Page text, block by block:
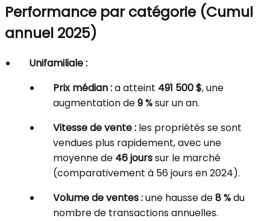
Performance par catégorie (Cumul
annuel 2025)
Unifamiliale :
Prix médian :a atteint 491 500 $, une
augmentation de9 %sur un an.
Vitesse de vente : les propriétés se sont
vendues plus rapidement, avec une
moyenne de 46 jourssur le marché
(comparativement à 56 jours en 2024).
Volume de ventes :une hausse de8 %du
nombre de transactions annuelles.